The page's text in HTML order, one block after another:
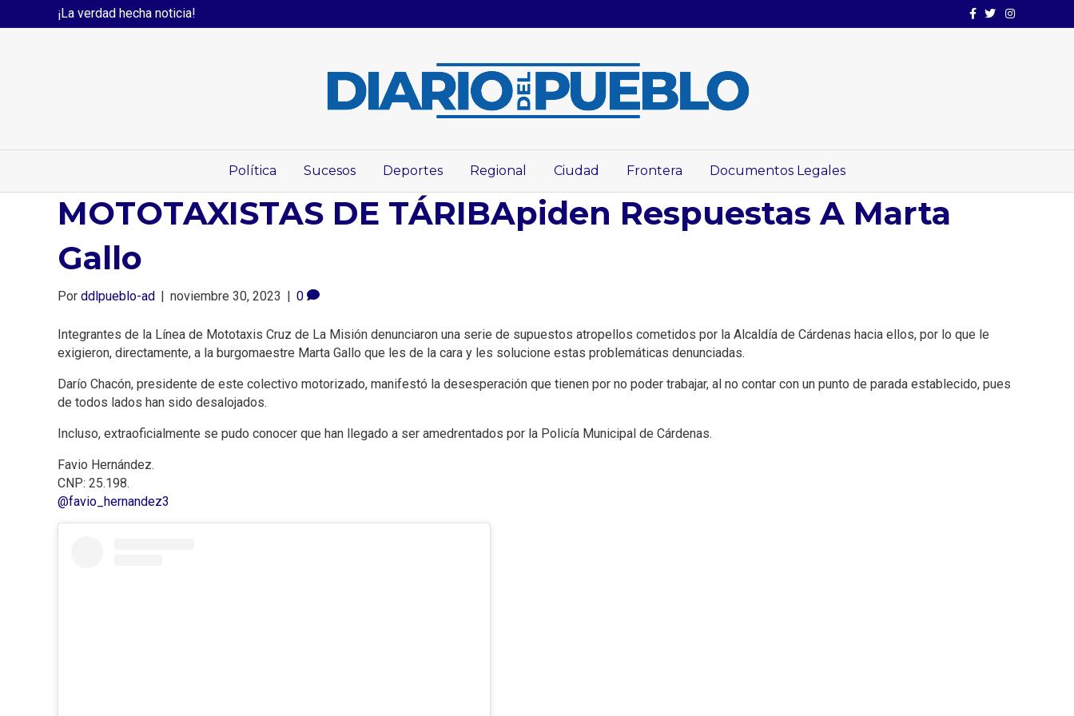
¡La verdad hecha noticia! Facebook
TwitterInstagram
Política Sucesos Deportes Regional Ciudad Frontera Documentos Legales
MOTOTAXISTAS DE TÁRIBApiden Respuestas A Marta
Gallo
Por ddlpueblo-ad noviembre 30, 2023 0
Integrantes de la Línea de Mototaxis Cruz de La Misión denunciaron una serie de supuestos atropellos cometidos por la Alcaldía de Cárdenas hacia ellos, por lo que le
exigieron, directamente, a la burgomaestre Marta Gallo que les de la cara y les solucione estas problemáticas denunciadas.
Darío Chacón, presidente de este colectivo motorizado, manifestó la desesperación que tienen por no poder trabajar, al no contar con un punto de parada establecido, pues
de todos lados han sido desalojados.
Incluso, extraoficialmente se pudo conocer que han llegado a ser amedrentados por la Policía Municipal de Cárdenas.
Favio Hernández.
CNP: 25.198.
@favio_hernandez3